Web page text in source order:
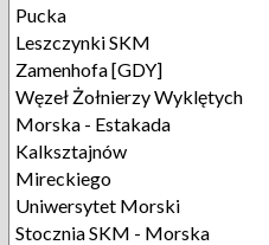
Pucka
Leszczynki SKM
Zamenhofa [GDY]
Węzeł Żołnierzy Wyklętych
Morska - Estakada
Kalksztajnów
Mireckiego
Uniwersytet Morski
Stocznia SKM - Morska